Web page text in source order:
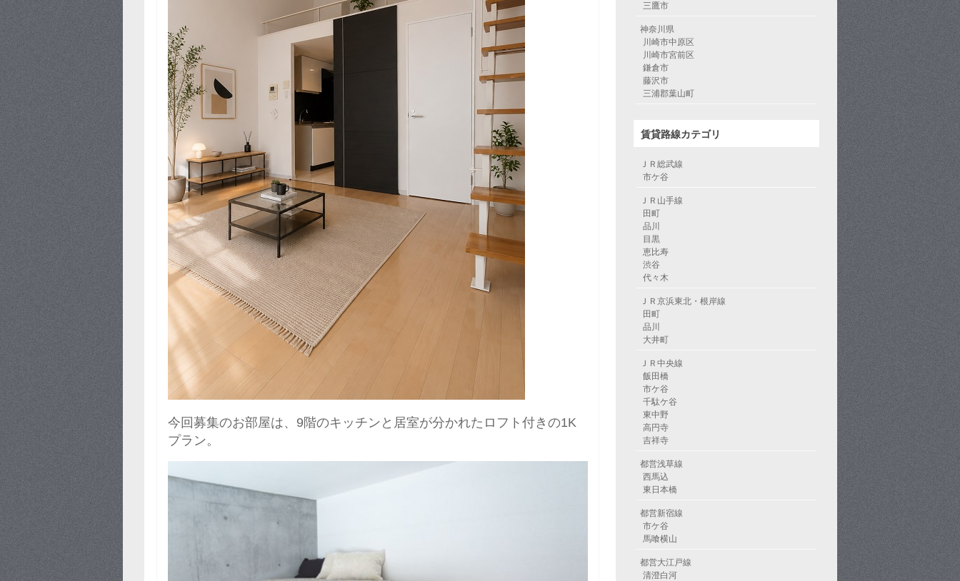
今回募集のお部屋は、9 階のキッチンと居室が分かれたロフト付きの1K
プラン。
三鷹市
神奈川県
川崎市中原区
川崎市宮前区
鎌倉市
藤沢市
三浦郡葉山町
賃貸路線カテゴリ
ＪＲ総武線
市ケ谷
ＪＲ山手線
田町
品川
目黒
恵比寿
渋谷
代々木
ＪＲ京浜東北・根岸線
田町
品川
大井町
ＪＲ中央線
飯田橋
市ケ谷
千駄ケ谷
東中野
高円寺
吉祥寺
都営浅草線
西馬込
東日本橋
都営新宿線
市ケ谷
馬喰横山
都営大江戸線
清澄白河